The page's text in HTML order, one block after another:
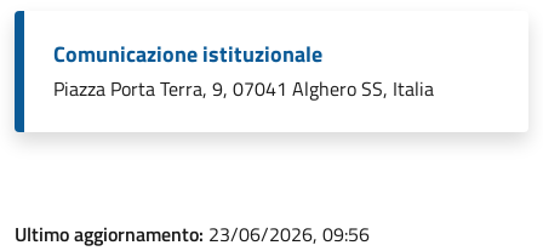
Comunicazione istituzionale
Piazza Porta Terra, 9, 07041 Alghero SS, Italia
Ultimo aggiornamento: 23/06/2026, 09:56